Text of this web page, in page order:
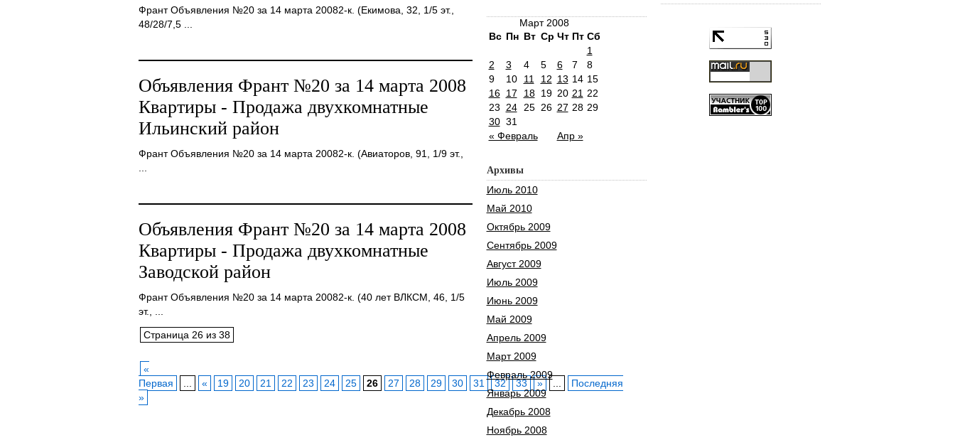
Франт Объявления №20 за 14 марта 20082-к. (Екимова, 32, 1/5 эт.,
48/28/7,5 ...
Объявления Франт №20 за 14 марта 2008
Квартиры - Продажа двухкомнатные
Ильинский район
Франт Объявления №20 за 14 марта 20082-к. (Авиаторов, 91, 1/9 эт.,
Объявления Франт №20 за 14 марта 2008
Квартиры - Продажа двухкомнатные
Заводской район
Франт Объявления №20 за 14 марта 20082-к. (40 лет ВЛКСМ, 46, 1/5
эт., ...
Страница 26 из 38
«
Первая
« 19 20 21 22 23 24 25 26 27 28 29 30 31 32 33 » ...
Последняя
»
Март 2008
Вс Пн Вт Ср Чт Пт Сб
« Февраль Апр »
1
2
3 4 5 6 7
8
9
10 11 12 13 14 15
16 17 18 19 20 21 22
23
24 25 26 27 28 29
30 31
Архивы
Июль 2010
Май 2010
Октябрь 2009
Сентябрь 2009
Август 2009
Июль 2009
Июнь 2009
Май 2009
Апрель 2009
Март 2009
Февраль 2009
Январь 2009
Декабрь 2008
Ноябрь 2008